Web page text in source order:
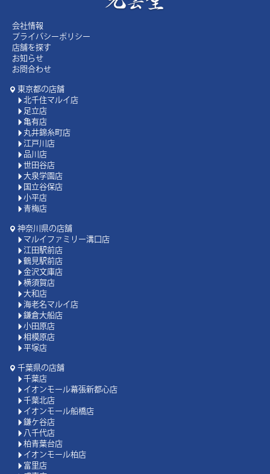
会社情報
プライバシーポリシー
店舗を探す
お知らせ
お問合わせ
東京都の店舗
北千住マルイ店
足立店
亀有店
丸井錦糸町店
江戸川店
品川店
世田谷店
大泉学園店
国立谷保店
小平店
青梅店
神奈川県の店舗
マルイファミリー溝口店
江田駅前店
鶴見駅前店
金沢文庫店
横須賀店
大和店
海老名マルイ店
鎌倉大船店
小田原店
相模原店
平塚店
千葉県の店舗
千葉店
イオンモール幕張新都心店
千葉北店
イオンモール船橋店
鎌ケ谷店
八千代店
柏青葉台店
イオンモール柏店
富里店